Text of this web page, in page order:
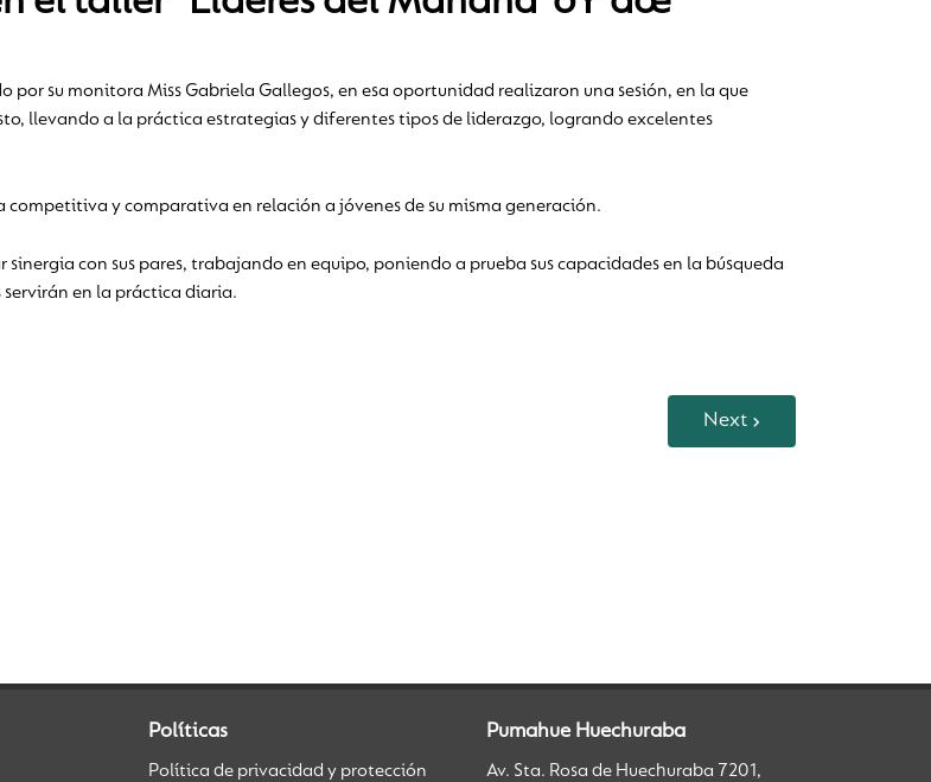
por su monitora Miss Gabriela Gallegos, en esa oportunidad realizaron una sesión, en la que
llevando a la práctica estrategias y diferentes tipos de liderazgo, logrando excelentes
y comparativa en relación a jóvenes de su misma generación.
con sus pares, trabajando en equipo, poniendo a prueba sus capacidades en la búsqueda
en la práctica diaria.
Next
Políticas
Política de privacidad y protección
Pumahue Huechuraba
Av. Sta. Rosa de Huechuraba 7201,